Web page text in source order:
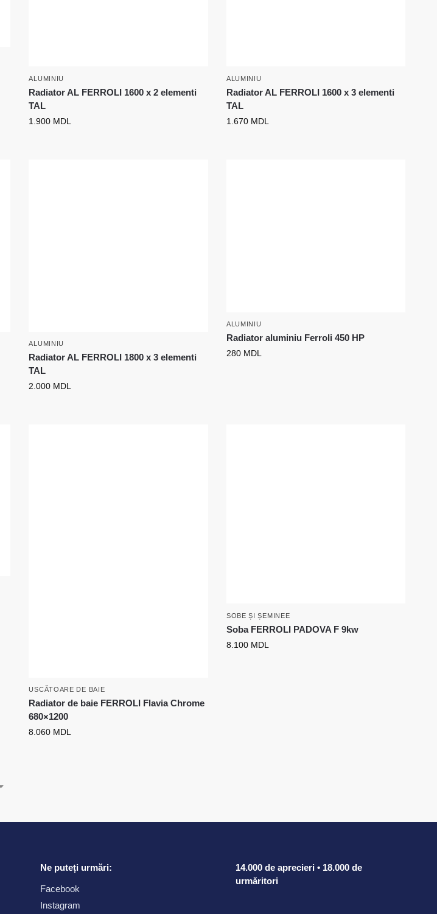
ALUMINIU
Radiator AL FERROLI 1600 x 2 elementi
TAL
1.900 MDL
ALUMINIU
Radiator AL FERROLI 1600 x 3 elementi
TAL
1.670 MDL
ALUMINIU
Radiator AL FERROLI 1800 x 3 elementi
TAL
2.000 MDL
ALUMINIU
Radiator aluminiu Ferroli 450 HP
280 MDL
USCĂTOARE DE BAIE
Radiator de baie FERROLI Flavia Chrome
680×1200
8.060 MDL
SOBE ȘI ȘEMINEE
Soba FERROLI PADOVA F 9kw
8.100 MDL
Ne puteți urmări:
Facebook
Instagram
14.000 de aprecieri • 18.000 de
urmăritori